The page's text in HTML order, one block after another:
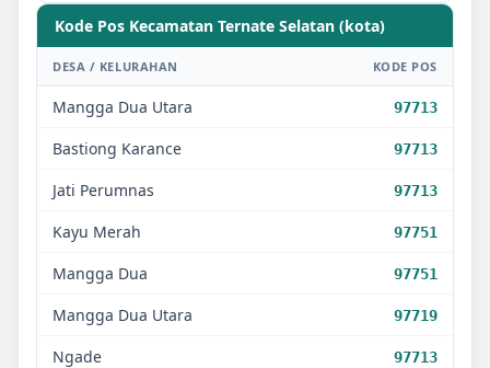
Kode Pos Kecamatan Ternate Selatan (kota)
DESA / KELURAHAN KODE POS
Mangga Dua Utara 97713
Bastiong Karance 97713
Jati Perumnas 97713
Kayu Merah 97751
Mangga Dua 97751
Mangga Dua Utara 97719
Ngade 97713